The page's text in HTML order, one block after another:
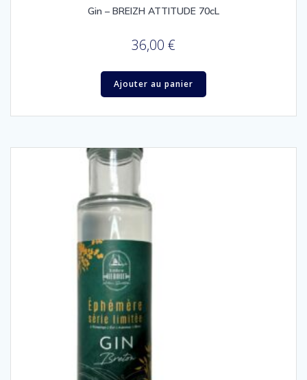
Gin – BREIZH ATTITUDE 70cL
36,00 €
Ajouter au panier